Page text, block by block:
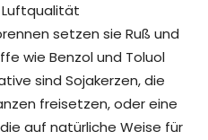
Luftqualität
setzen sie Ruß und
wie Benzol und Toluol
sind Sojakerzen, die
freisetzen, oder eine
auf natürliche Weise für